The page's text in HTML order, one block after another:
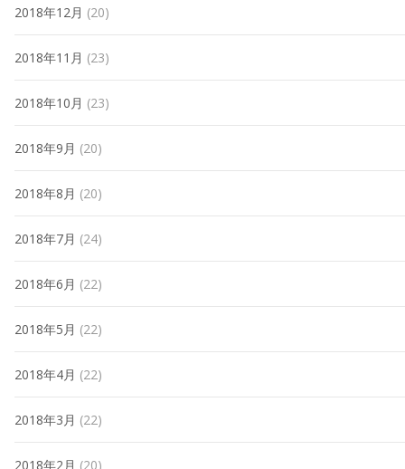
2018年12月 (20)
2018年11月 (23)
2018年10月 (23)
2018年9月 (20)
2018年8月 (20)
2018年7月 (24)
2018年6月 (22)
2018年5月 (22)
2018年4月 (22)
2018年3月 (22)
2018年2月 (20)